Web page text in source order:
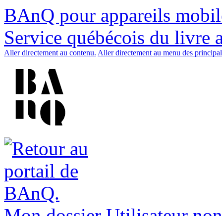
BAnQ pour appareils
Service québécois du livre
Aller directement au contenu. Aller directement au menu des